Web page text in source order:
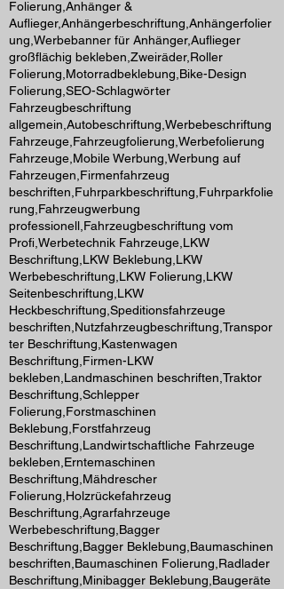
Folierung,Anhänger &
Auflieger,Anhängerbeschriftung,Anhängerfolier
ung,Werbebanner für Anhänger,Auflieger
großflächig bekleben,Zweiräder,Roller
Folierung,Motorradbeklebung,Bike-Design
Folierung,SEO-Schlagwörter
Fahrzeugbeschriftung
allgemein,Autobeschriftung,Werbebeschriftung
Fahrzeuge,Fahrzeugfolierung,Werbefolierung
Fahrzeuge,Mobile Werbung,Werbung auf
Fahrzeugen,Firmenfahrzeug
beschriften,Fuhrparkbeschriftung,Fuhrparkfolie
rung,Fahrzeugwerbung
professionell,Fahrzeugbeschriftung vom
Profi,Werbetechnik Fahrzeuge,LKW
Beschriftung,LKW Beklebung,LKW
Werbebeschriftung,LKW Folierung,LKW
Seitenbeschriftung,LKW
Heckbeschriftung,Speditionsfahrzeuge
beschriften,Nutzfahrzeugbeschriftung,Transpor
ter Beschriftung,Kastenwagen
Beschriftung,Firmen-LKW
bekleben,Landmaschinen beschriften,Traktor
Beschriftung,Schlepper
Folierung,Forstmaschinen
Beklebung,Forstfahrzeug
Beschriftung,Landwirtschaftliche Fahrzeuge
bekleben,Erntemaschinen
Beschriftung,Mähdrescher
Folierung,Holzrückefahrzeug
Beschriftung,Agrarfahrzeuge
Werbebeschriftung,Bagger
Beschriftung,Bagger Beklebung,Baumaschinen
beschriften,Baumaschinen Folierung,Radlader
Beschriftung,Minibagger Beklebung,Baugeräte